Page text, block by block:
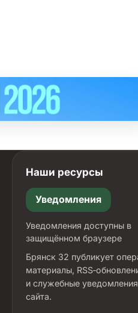
Наши ресурсы
Уведомления
Уведомления доступны в
защищённом браузере
Брянск 32 публикует
материалы,
и служебные
сайта.